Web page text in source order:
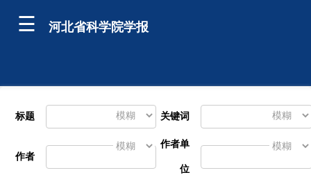
河北省科学院学报
标题 关键词
作者
作者单
位